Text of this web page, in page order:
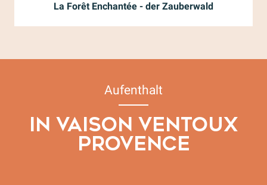
La Forêt Enchantée - der Zauberwald
Aufenthalt
IN VAISON VENTOUX
PROVENCE